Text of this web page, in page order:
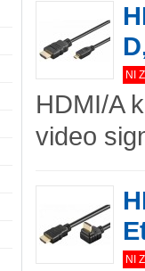
NI
HDMI/A
video
NI